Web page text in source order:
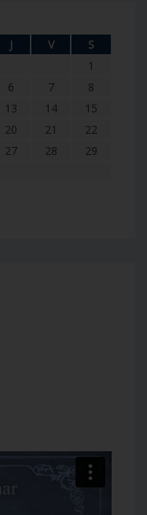
J V
S
1
6 7
8
13 14
15
20 21
22
27 28
29